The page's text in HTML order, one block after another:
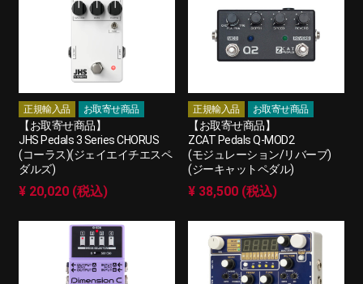
正規輸入品 お取寄せ商品
【お取寄せ商品】
JHS Pedals 3 Series CHORUS
(コーラス)(ジェイエイチエスペ
ダルズ)
¥ 20,020 (税込)
正規輸入品 お取寄せ商品
【お取寄せ商品】
ZCAT Pedals Q-MOD2
(モジュレーション/リバーブ)
(ジーキャットペダル)
¥ 38,500 (税込)